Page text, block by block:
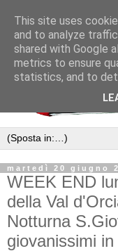
martedì 20 giugno
WEEK END
della Val
Notturna
giovanissimi
This site uses
and to analyze
shared with Google
metrics to ensure
statistics, and to